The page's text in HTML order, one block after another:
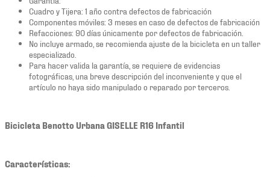
Cuadro y Tijera: 1 año contra defectos de fabricación
Componentes móviles: 3 meses en caso de defectos de fabricación
Refacciones: 90 días únicamente por defectos de fabricación.
No incluye armado, se recomienda ajuste de la bicicleta en un taller
especializado.
Para hacer valida la garantía, se requiere de evidencias
fotográficas, una breve descripción del inconveniente y que el
artículo no haya sido manipulado o reparado por terceros.
Bicicleta Benotto Urbana GISELLE R16 Infantil
Características: